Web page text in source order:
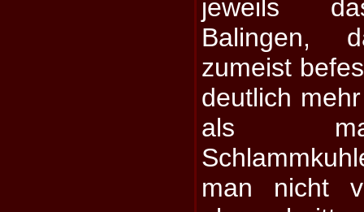
jeweils
Balingen,
zumeist
deutlich
als
man nicht